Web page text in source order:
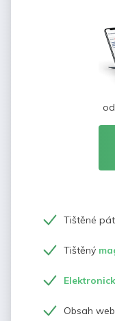
od
Tištěné
Tištěný
Obsah